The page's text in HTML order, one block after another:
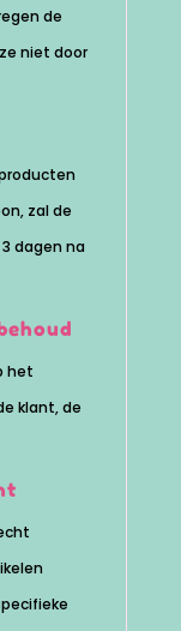
de
niet door
zal de
dagen na
het
klant, de